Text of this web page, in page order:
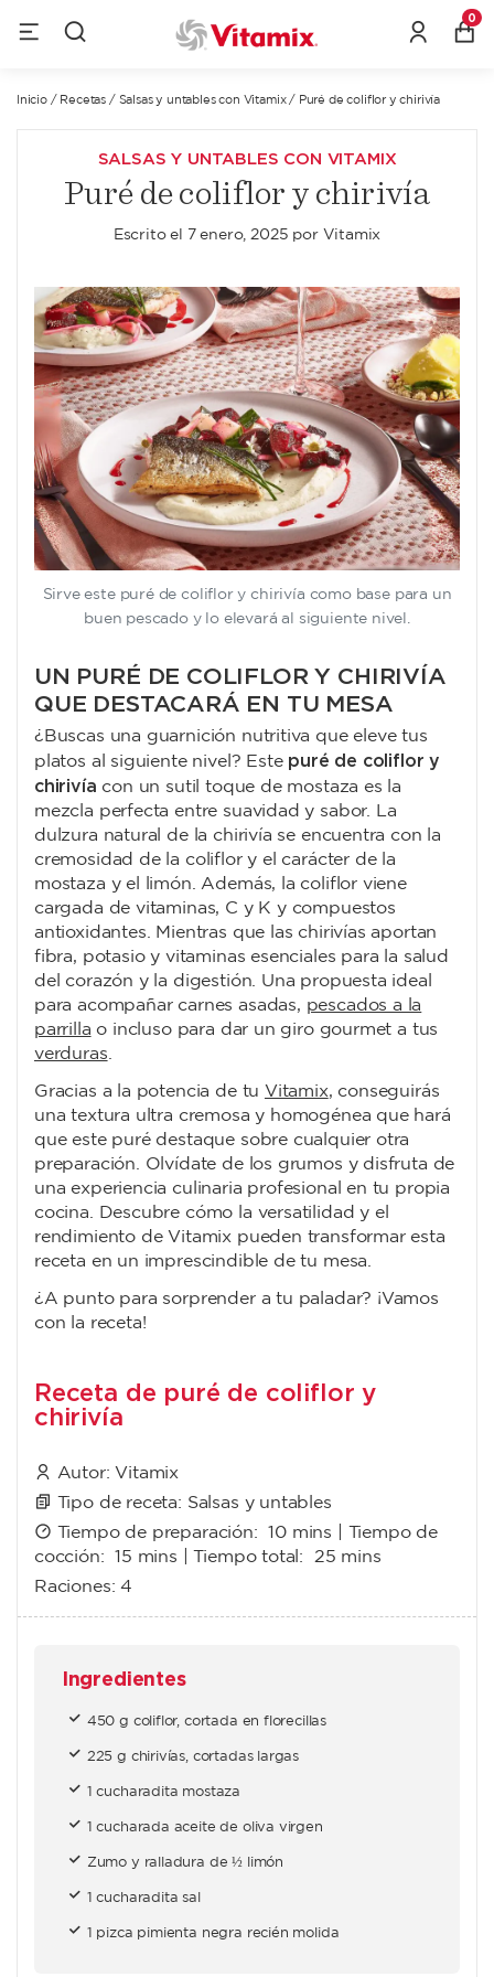
0
Inicio/ Recetas / Salsas y untables con Vitamix/ Puré de coliflor y chirivía
SALSAS Y UNTABLES CON VITAMIX
Puré de coliflor y chirivía
Escrito el 7 enero, 2025 por Vitamix
Sirve este puré de coliflor y chirivía como base para un
buen pescado y lo elevará al siguiente nivel.
UN PURÉ DE COLIFLOR Y CHIRIVÍA
QUE DESTACARÁ EN TU MESA
¿Buscas una guarnición nutritiva que eleve tus
platos al siguiente nivel? Este puré de coliflor y
chirivía con un sutil toque de mostaza es la
mezcla perfecta entre suavidad y sabor. La
dulzura natural de la chirivía se encuentra con la
cremosidad de la coliflor y el carácter de la
mostaza y el limón. Además, la coliflor viene
cargada de vitaminas, C y K y compuestos
antioxidantes. Mientras que las chirivías aportan
fibra, potasio y vitaminas esenciales para la salud
del corazón y la digestión. Una propuesta ideal
para acompañar carnes asadas, pescados a la
parrilla o incluso para dar un giro gourmet a tus
verduras.
Gracias a la potencia de tu Vitamix, conseguirás
una textura ultra cremosa y homogénea que hará
que este puré destaque sobre cualquier otra
preparación. Olvídate de los grumos y disfruta de
una experiencia culinaria profesional en tu propia
cocina. Descubre cómo la versatilidad y el
rendimiento de Vitamix pueden transformar esta
receta en un imprescindible de tu mesa.
¿A punto para sorprender a tu paladar? ¡Vamos
con la receta!
Receta de puré de coliflor y
chirivía
Autor: Vitamix
Tipo de receta: Salsas y untables
Tiempo de preparación:10 mins | Tiempo de
cocción:15 mins | Tiempo total: 25 mins
Raciones:4
Ingredientes
450 g coliflor, cortada en florecillas
225 g chirivías, cortadas largas
1 cucharadita mostaza
1 cucharada aceite de oliva virgen
Zumo y ralladura de ½ limón
1 cucharadita sal
1 pizca pimienta negra recién molida